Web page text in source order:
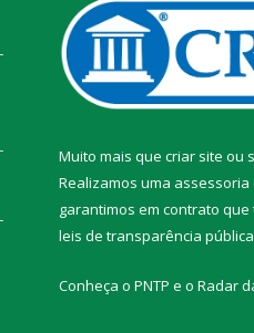
Muito mais que criar site ou
Realizamos uma assessoria
garantimos em contrato
leis de transparência pública
Conheça o PNTP e o Radar